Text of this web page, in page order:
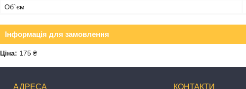
Об`єм
Інформація для замовлення
Ціна: 175 ₴